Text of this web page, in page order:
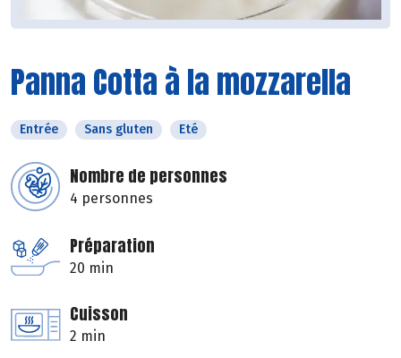
Panna Cotta à la mozzarella
Entrée Sans gluten Eté
Nombre de personnes
4 personnes
Préparation
20 min
Cuisson
2 min